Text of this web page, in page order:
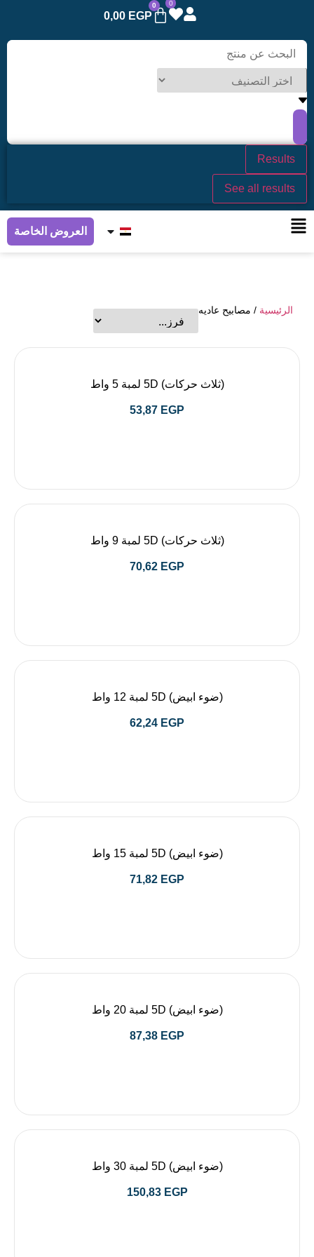
Results
See all results
0
0,00 EGP
0
العروض الخاصة
الرئيسية / مصابيح عاديه
(ثلاث حركات) 5D لمبة 5 واط
53,87 EGP
(ثلاث حركات) 5D لمبة 9 واط
70,62 EGP
(ضوء ابيض) 5D لمبة 12 واط
62,24 EGP
(ضوء ابيض) 5D لمبة 15 واط
71,82 EGP
(ضوء ابيض) 5D لمبة 20 واط
87,38 EGP
(ضوء ابيض) 5D لمبة 30 واط
150,83 EGP